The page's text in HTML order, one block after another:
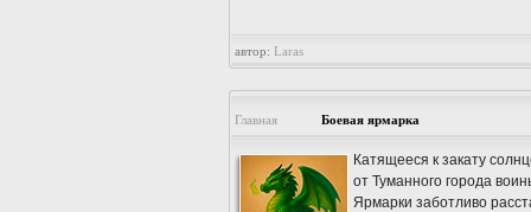
автор: Laras
Главная Боевая ярмарка
Катящееся к закату
от Туманного города
Ярмарки заботливо